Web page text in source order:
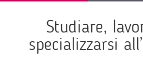
Studiare,
specializzarsi